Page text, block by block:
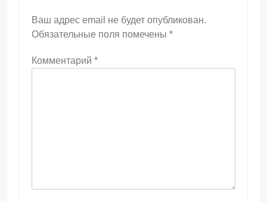
Ваш адрес email не будет опубликован.
Обязательные поля помечены *
Комментарий *